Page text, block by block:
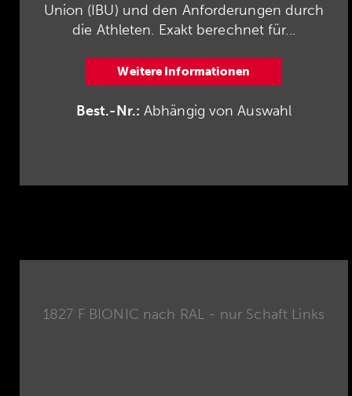
Union (IBU) und den Anforderungen durch
die Athleten. Exakt berechnet für...
Weitere Informationen
Best.-Nr.: Abhängig von Auswahl
1827 F BIONIC nach RAL - nur Schaft Links